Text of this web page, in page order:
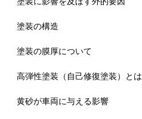
塗装の構造
塗装の膜厚について
高弾性塗装（自己修復塗装）とは
黄砂が車両に与える影響